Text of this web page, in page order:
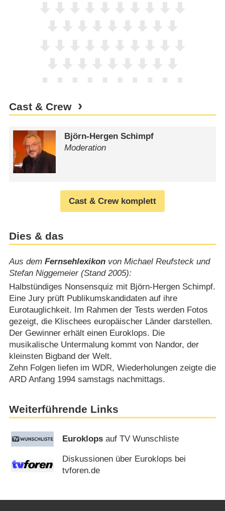
Cast & Crew
Björn-Hergen Schimpf
Moderation
Cast & Crew komplett
Dies & das
Aus dem Fernsehlexikonvon Michael Reufsteck und
Stefan Niggemeier (Stand 2005):
Halbstündiges Nonsensquiz mit Björn-Hergen Schimpf.
Eine Jury prüft Publikumskandidaten auf ihre
Eurotauglichkeit. Im Rahmen der Tests werden Fotos
gezeigt, die Klischees europäischer Länder darstellen.
Der Gewinner erhält einen Euroklops. Die
musikalische Untermalung kommt von Nandor, der
kleinsten Bigband der Welt.
Zehn Folgen liefen im WDR, Wiederholungen zeigte die
ARD Anfang 1994 samstags nachmittags.
Weiterführende Links
Euroklops auf TV Wunschliste
Diskussionen über Euroklops bei
tvforen.de